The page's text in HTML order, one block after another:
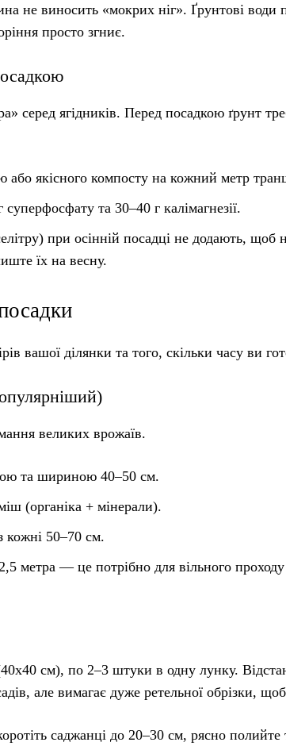
не виносить «мокрих ніг». Ґрунтові води
просто згниє.
ягідників. Перед посадкою ґрунт
або якісного компосту на кожний метр
та 30–40 г калімагнезії.
при осінній посадці не додають, щоб
їх на весну.
вашої ділянки та того, скільки часу ви
великих врожаїв.
та шириною 40–50 см.
(органіка + мінерали).
кожні 50–70 см.
метра — це потрібно для вільного проходу
см), по 2–3 штуки в одну лунку.
але вимагає дуже ретельної обрізки,
саджанці до 20–30 см, рясно